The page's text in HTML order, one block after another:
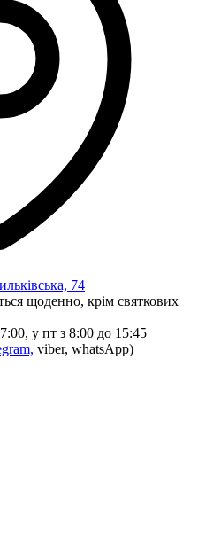
74
щоденно, крім святкових
у пт з 8:00 до 15:45
viber, whatsApp)